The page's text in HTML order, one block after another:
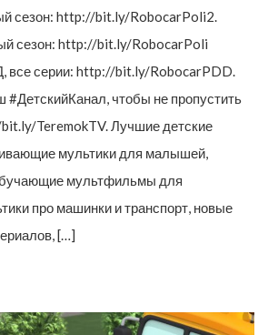
сезон: http://bit.ly/RobocarPoli2.
сезон: http://bit.ly/RobocarPoli
все серии: http://bit.ly/RobocarPDD.
чтобы не пропустить
TeremokTV. Лучшие детские
мультики для малышей,
мультфильмы для
про машинки и транспорт, новые
[…]